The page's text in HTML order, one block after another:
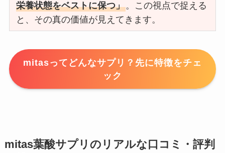
栄養状態をベストに保つ」。この視点で捉える
と、その真の価値が見えてきます。
mitasってどんなサプリ？先に特徴をチェ
ック
mitas葉酸サプリのリアルな口コミ・評判